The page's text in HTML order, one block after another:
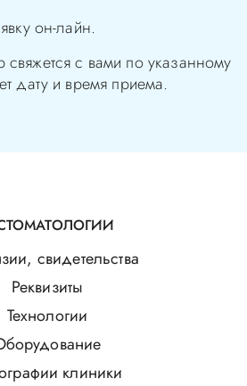
он-лайн.
с вами по указанному
дату и время приема.
свидетельства
Реквизиты
Технологии
клиники